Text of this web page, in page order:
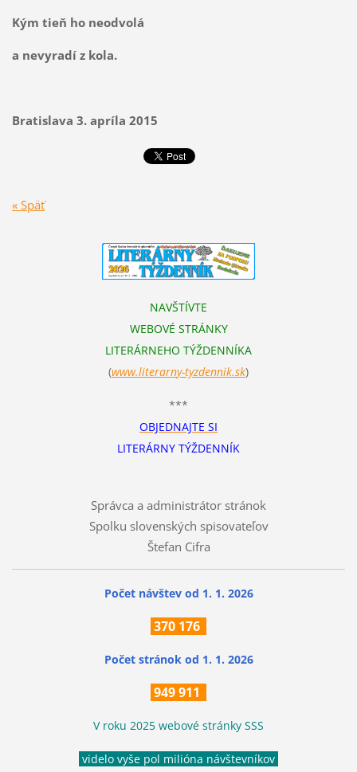
Kým tieň ho neodvolá
a nevyradí z kola.
Bratislava 3. apríla 2015
« Späť
NAVŠTÍVTE
WEBOVÉ STRÁNKY
LITERÁRNEHO TÝŽDENNÍKA
(www.literarny-tyzdennik.sk)
***
OBJEDNAJTE SI
LITERÁRNY TÝŽDENNÍK
Správca a administrátor stránok
Spolku slovenských spisovateľov
Štefan Cifra
Počet návštev od 1. 1. 2026
370 176
Počet stránok od 1. 1. 2026
949 911
V roku 2025 webové stránky SSS
videlo vyše pol milióna návštevníkov